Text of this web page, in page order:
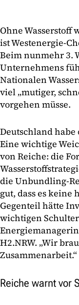
Ohne Wasserstoff
ist Westenergie-
Beim nunmehr 3.
Unternehmens
Nationalen
viel „mutiger,
vorgehen müsse.
Deutschland
Eine wichtige
von Reiche: die
die Unbundling-
gut, dass es keine
Gegenteil hätte
wichtigen
H2.NRW. „Wir
Zusammenarbeit.“
Reiche warnt vor